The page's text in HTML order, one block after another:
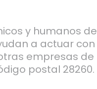
y humanos de
a actuar con
empresas de
postal 28260.